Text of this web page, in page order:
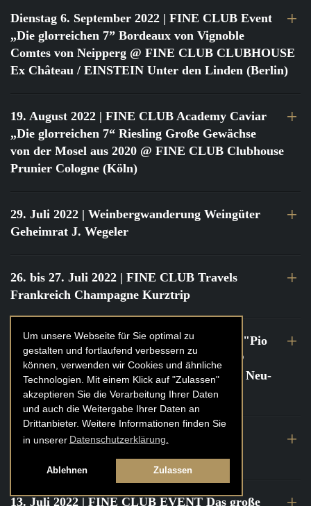
Um unsere Webseite für Sie optimal zu
gestalten und fortlaufend verbessern zu
können, verwenden wir Cookies und ähnliche
Technologien. Mit einem Klick auf "Zulassen"
akzeptieren Sie die Verarbeitung Ihrer Daten
und auch die Weitergabe Ihrer Daten an
Drittanbieter. Weitere Informationen finden Sie
in unserer Datenschutzerklärung.
Ablehnen Zulassen
Dienstag 6. September 2022 | FINE CLUB Event
„Die glorreichen 7” Bordeaux von Vignoble
Comtes von Neipperg @ FINE CLUB CLUBHOUSE
Ex Château / EINSTEIN Unter den Linden (Berlin)
19. August 2022 | FINE CLUB Academy Caviar
„Die glorreichen 7“ Riesling Große Gewächse
von der Mosel aus 2020 @ FINE CLUB Clubhouse
Prunier Cologne (Köln)
29. Juli 2022 | Weinbergwanderung Weingüter
Geheimrat J. Wegeler
26. bis 27. Juli 2022 | FINE CLUB Travels
Frankreich Champagne Kurztrip
22. Juli 2022| FINE CLUB Private Dinner "Pio
Cesare" mit Tochter Frederica Pio Boffa @
FINE CLUB Clubhouse Alter Haferkasten, Neu-
Isenburg
21. bis 22. Juli 2022| FINE CLUB Travels
Frankreich Burgund Kurztrip
13. Juli 2022 | FINE CLUB EVENT Das große